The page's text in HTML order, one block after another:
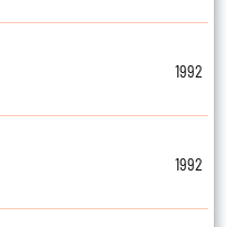
1992
1992